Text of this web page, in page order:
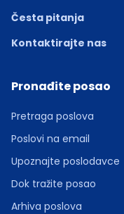
Česta pitanja
Kontaktirajte nas
Pronađite posao
Pretraga poslova
Poslovi na email
Upoznajte poslodavce
Dok tražite posao
Arhiva poslova